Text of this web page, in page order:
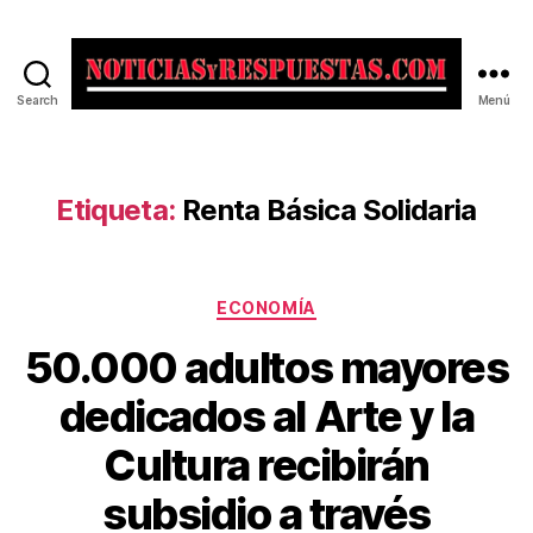
Search Menú
Etiqueta: Renta Básica Solidaria
Categorías
ECONOMÍA
50.000 adultos mayores
dedicados al Arte y la
Cultura recibirán
subsidio a través